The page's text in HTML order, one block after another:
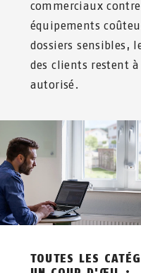
commerciaux
équipements
dossiers sensibles,
des clients restent
autorisé.
TOUTES LES